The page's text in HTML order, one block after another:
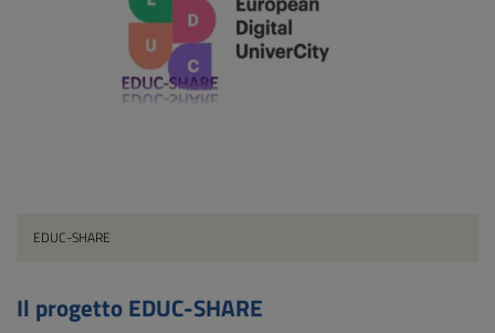
EDUC-SHARE
Il progetto EDUC-SHARE